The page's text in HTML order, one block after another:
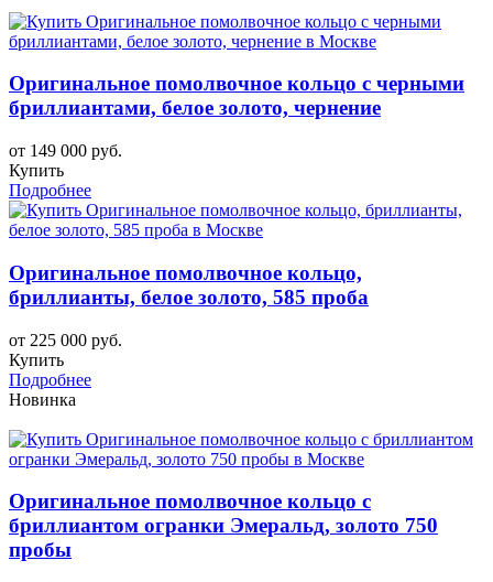
Оригинальное помолвочное кольцо с черными
бриллиантами, белое золото, чернение
от 149 000 руб.
Купить
Подробнее
Оригинальное помолвочное кольцо,
бриллианты, белое золото, 585 проба
от 225 000 руб.
Купить
Подробнее
Новинка
Оригинальное помолвочное кольцо с
бриллиантом огранки Эмеральд, золото 750
пробы